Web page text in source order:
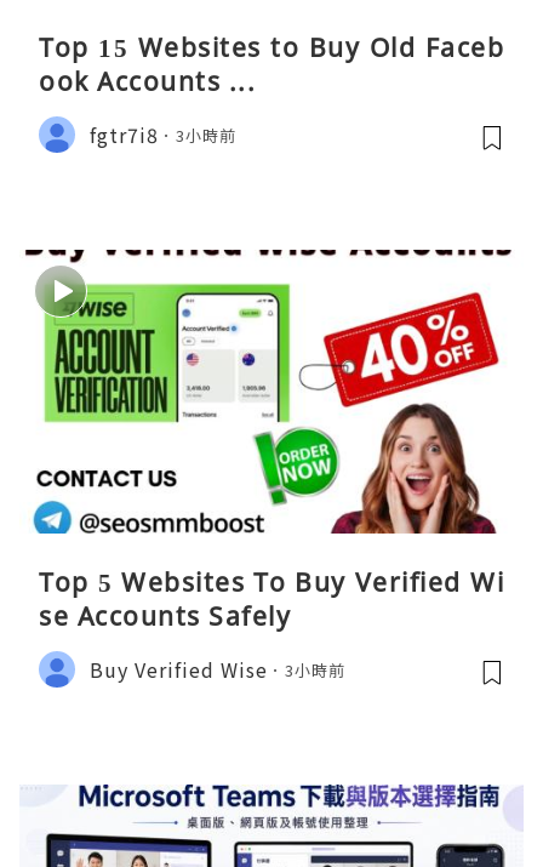
Top 15 Websites to Buy Old Faceb
ook Accounts ...
fgtr7i8 3小時前
Top 5 Websites To Buy Verified Wi
se Accounts Safely
Buy Verified Wise 3小時前